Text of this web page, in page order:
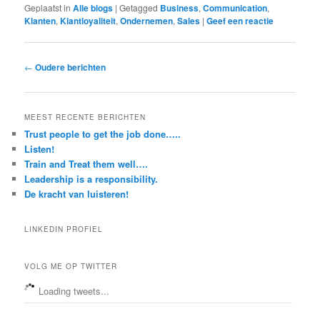
Geplaatst in Alle blogs |Getagged Business,Communication,
Klanten,Klantloyaliteit,Ondernemen,Sales |Geef een reactie
Berichtnavigatie
← Oudere berichten
MEEST RECENTE BERICHTEN
Trust people to get the job done…..
Listen!
Train and Treat them well….
Leadership is a responsibility.
De kracht van luisteren!
LINKEDIN PROFIEL
VOLG ME OP TWITTER
Loading tweets...